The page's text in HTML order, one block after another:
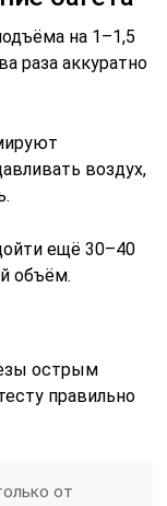
на 1–1,5
раза аккуратно
воздух,
ещё 30–40
объём.
острым
правильно
от